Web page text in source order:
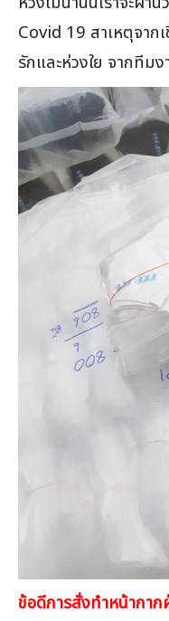
Covid 19 สาเหตุจาก
รักและห่วงใย จากทีม
ข้อดีการสั่งทำหน้าก